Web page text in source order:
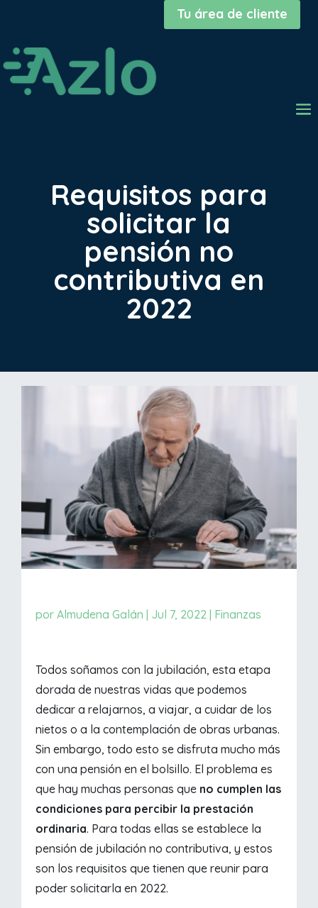
Tu área de cliente
Requisitos para
solicitar la
pensión no
contributiva en
2022
porAlmudena Galán Jul 7, 2022 Finanzas
Todos soñamos con la jubilación, esta etapa
dorada de nuestras vidas que podemos
dedicar a relajarnos, a viajar, a cuidar de los
nietos o a la contemplación de obras urbanas.
Sin embargo, todo esto se disfruta mucho más
con una pensión en el bolsillo. El problema es
que hay muchas personas que no cumplen las
condiciones para percibir la prestación
ordinaria. Para todas ellas se establece la
pensión de jubilación no contributiva, y estos
son los requisitos que tienen que reunir para
poder solicitarla en 2022.